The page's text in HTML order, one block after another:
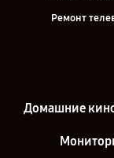
Ремонт
Ремонт
Домашние